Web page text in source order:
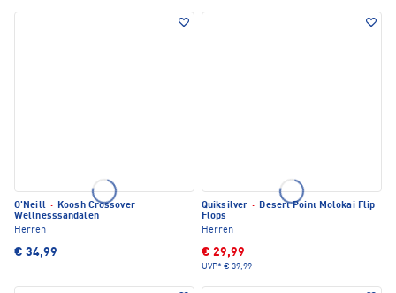
O'Neill · Koosh Crossover
Wellnesssandalen
Herren
€ 34,99
Quiksilver · Desert Point Molokai Flip
Flops
Herren
€ 29,99
UVP* € 39,99